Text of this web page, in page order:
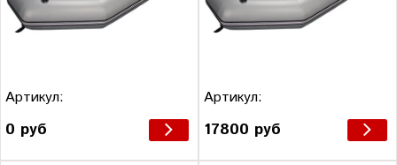
Артикул:
0 руб
Артикул:
17800 руб